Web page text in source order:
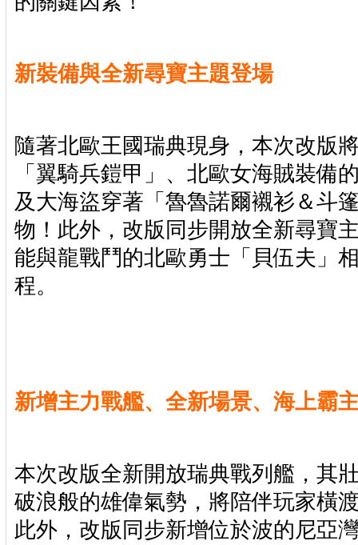
新裝備與全新尋寶主題登場
隨著北歐王國瑞典現身，本次改版
「翼騎兵鎧甲」、北歐女海賊裝備
及大海盜穿著「魯魯諾爾襯衫＆斗
物！此外，改版同步開放全新尋寶
能與龍戰鬥的北歐勇士「貝伍夫」
程。
新增主力戰艦、全新場景、海上霸
本次改版全新開放瑞典戰列艦，其
破浪般的雄偉氣勢，將陪伴玩家橫
此外，改版同步新增位於波的尼亞